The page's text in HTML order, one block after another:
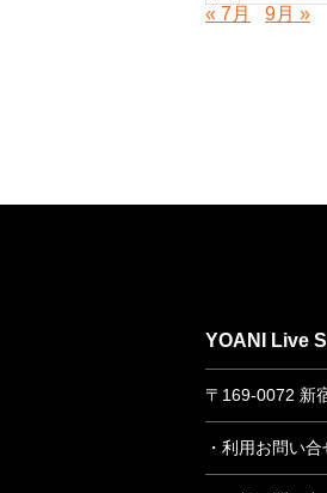
« 7月 9月 »
YOANI Live
〒169-0072 新
・利用お問い合